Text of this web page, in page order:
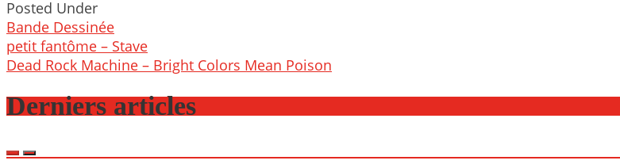
Posted Under
Bande Dessinée
Post
navigation
petit fantôme – Stave
Dead Rock Machine – Bright Colors Mean Poison
Derniers articles